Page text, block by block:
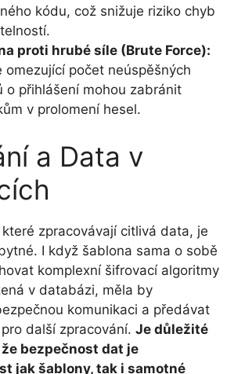
kódu, což snižuje riziko chyb
proti hrubé síle (Brute Force):
omezující počet neúspěšných
o přihlášení mohou zabránit
v prolomení hesel.
a Data v
zpracovávají citlivá data, je
I když šablona sama o sobě
komplexní šifrovací algoritmy
v databázi, měla by
komunikaci a předávat
další zpracování. Je důležité
bezpečnost dat je
jak šablony, tak i samotné